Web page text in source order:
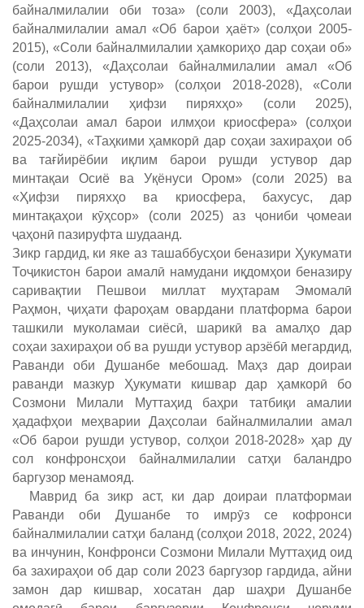
байналмилалии оби тоза» (соли 2003), «Даҳсолаи
байналмилалии амал «Об барои ҳаёт» (солҳои 2005-
2015), «Соли байналмилалии ҳамкориҳо дар соҳаи об»
(соли 2013), «Даҳсолаи байналмилалии амал «Об
барои рушди устувор» (солҳои 2018-2028), «Соли
байналмилалии ҳифзи пиряхҳо» (соли 2025),
«Даҳсолаи амал барои илмҳои криосфера» (солҳои
2025-2034), «Таҳкими ҳамкорӣ дар соҳаи захираҳои об
ва тағйирёбии иқлим барои рушди устувор дар
минтақаи Осиё ва Уқёнуси Ором» (соли 2025) ва
«Ҳифзи пиряхҳо ва криосфера, бахусус, дар
минтақаҳои кӯҳсор» (соли 2025) аз ҷониби ҷомеаи
ҷаҳонӣ пазируфта шудаанд.
Зикр гардид, ки яке аз ташаббусҳои беназири Ҳукумати
Тоҷикистон барои амалӣ намудани иқдомҳои беназиру
саривақтии Пешвои миллат муҳтарам Эмомалӣ
Раҳмон, ҷиҳати фароҳам овардани платформа барои
ташкили муколамаи сиёсӣ, шарикӣ ва амалҳо дар
соҳаи захираҳои об ва рушди устувор арзёбӣ мегардид,
Раванди оби Душанбе мебошад. Маҳз дар доираи
раванди мазкур Ҳукумати кишвар дар ҳамкорӣ бо
Созмони Милали Муттаҳид баҳри татбиқи амалии
ҳадафҳои меҳварии Даҳсолаи байналмилалии амал
«Об барои рушди устувор, солҳои 2018-2028» ҳар ду
сол конфронсҳои байналмилалии сатҳи баландро
баргузор менамояд.
Маврид ба зикр аст, ки дар доираи платформаи
Раванди оби Душанбе то имрӯз се кофронси
байналмилалии сатҳи баланд (солҳои 2018, 2022, 2024)
ва инчунин, Конфронси Созмони Милали Муттаҳид оид
ба захираҳои об дар соли 2023 баргузор гардида, айни
замон дар кишвар, хосатан дар шаҳри Душанбе